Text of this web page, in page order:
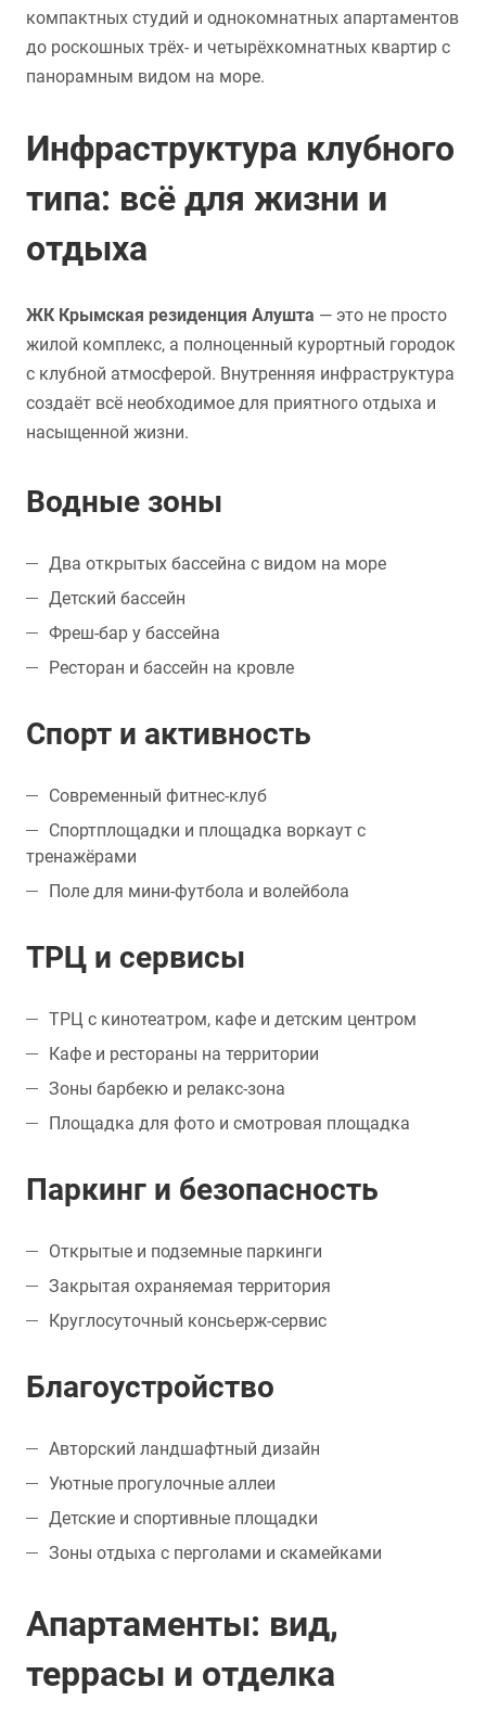
компактных студий и однокомнатных апартаментов
до роскошных трёх- и четырёхкомнатных квартир с
панорамным видом на море.
Инфраструктура клубного
типа: всё для жизни и
отдыха
ЖК Крымская резиденция Алушта — это не просто
жилой комплекс, а полноценный курортный городок
с клубной атмосферой. Внутренняя инфраструктура
создаёт всё необходимое для приятного отдыха и
насыщенной жизни.
Водные зоны
Два открытых бассейна с видом на море
Детский бассейн
Фреш-бар у бассейна
Ресторан и бассейн на кровле
Спорт и активность
Современный фитнес-клуб
Спортплощадки и площадка воркаут с
тренажёрами
Поле для мини-футбола и волейбола
ТРЦ и сервисы
ТРЦ с кинотеатром, кафе и детским центром
Кафе и рестораны на территории
Зоны барбекю и релакс-зона
Площадка для фото и смотровая площадка
Паркинг и безопасность
Открытые и подземные паркинги
Закрытая охраняемая территория
Круглосуточный консьерж-сервис
Благоустройство
Авторский ландшафтный дизайн
Уютные прогулочные аллеи
Детские и спортивные площадки
Зоны отдыха с перголами и скамейками
Апартаменты: вид,
террасы и отделка